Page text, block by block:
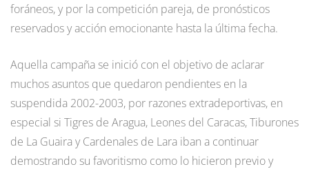
foráneos, y por la competición pareja, de pronósticos
reservados y acción emocionante hasta la última fecha.
Aquella campaña se inició con el objetivo de aclarar
muchos asuntos que quedaron pendientes en la
suspendida 2002-2003, por razones extradeportivas, en
especial si Tigres de Aragua, Leones del Caracas, Tiburones
de La Guaira y Cardenales de Lara iban a continuar
demostrando su favoritismo como lo hicieron previo y